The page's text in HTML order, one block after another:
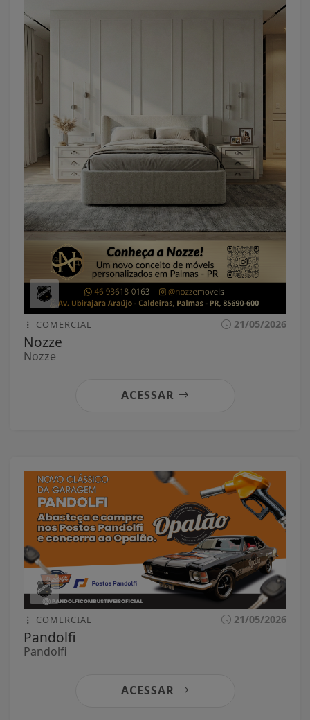
COMERCIAL 21/05/2026
Nozze
Nozze
ACESSAR
COMERCIAL 21/05/2026
Pandolfi
Pandolfi
ACESSAR